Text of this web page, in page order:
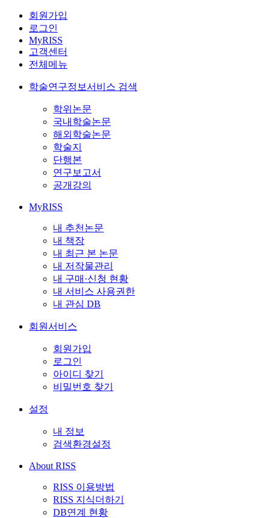
회원가입
로그인
MyRISS
고객센터
전체메뉴
학술연구정보서비스 검색
학위논문
국내학술논문
해외학술논문
학술지
단행본
연구보고서
공개강의
MyRISS
내 추천논문
내 책장
내 최근 본 논문
내 저작물관리
내 구매·신청 현황
내 서비스 사용권한
내 관심 DB
회원서비스
회원가입
로그인
아이디 찾기
비밀번호 찾기
설정
내 정보
검색환경설정
About RISS
RISS 이용방법
RISS 지식더하기
DB연계 현황